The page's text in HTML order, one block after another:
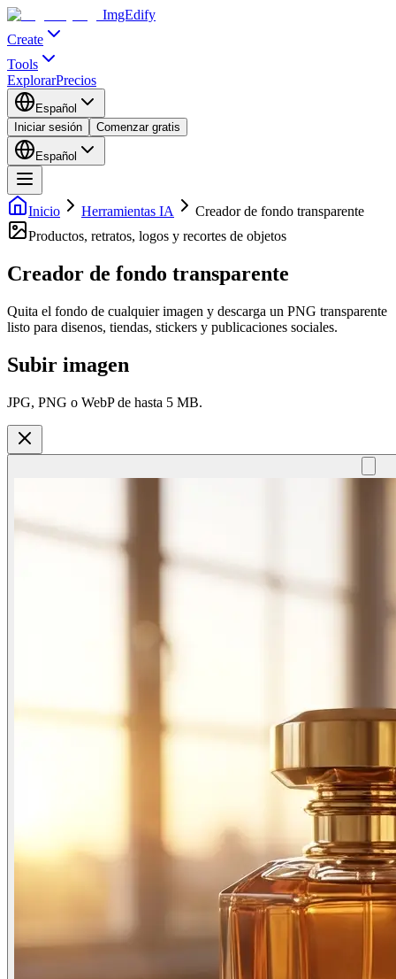
ImgEdify
Create
Tools
ExplorarPrecios
Español
Iniciar sesión
Comenzar gratis
Español
Inicio Herramientas IA
Creador de fondo transparente
Productos, retratos, logos y recortes de objetos
Creador de fondo transparente
Quita el fondo de cualquier imagen y descarga un PNG transparente
listo para disenos, tiendas, stickers y publicaciones sociales.
Subir imagen
JPG, PNG o WebP de hasta 5 MB.